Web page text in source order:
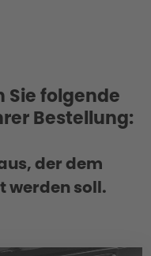
folgende
Bestellung:
der dem
werden soll.